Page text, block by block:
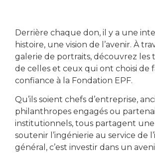
soutiennent-ils ?
Derrière chaque don, il y a une
histoire, une vision de l’avenir. À
galerie de portraits, découvrez les
de celles et ceux qui ont choisi de
confiance à la Fondation EPF.
Qu’ils soient chefs d’entreprise,
philanthropes engagés ou
institutionnels, tous partagent une
soutenir l’ingénierie au service de
général, c’est investir dans un